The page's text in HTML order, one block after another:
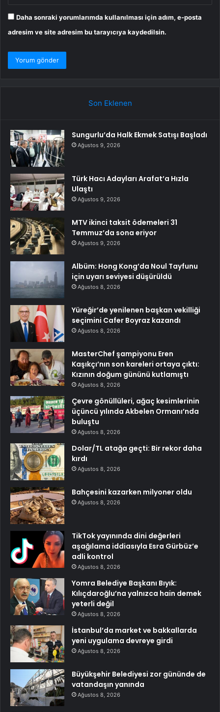
Daha sonraki yorumlarımda kullanılması için adım, e-posta
adresim ve site adresim bu tarayıcıya kaydedilsin.
Son Eklenen
Sungurlu’da Halk Ekmek Satışı Başladı
Ağustos 9, 2026
Türk Hacı Adayları Arafat’a Hızla
Ulaştı
Ağustos 9, 2026
MTV ikinci taksit ödemeleri 31
Temmuz’da sona eriyor
Ağustos 9, 2026
Albüm: Hong Kong’da Noul Tayfunu
için uyarı seviyesi düşürüldü
Ağustos 8, 2026
Yüreğir’de yenilenen başkan vekilliği
seçimini Cafer Boyraz kazandı
Ağustos 8, 2026
MasterChef şampiyonu Eren
Kaşıkçı’nın son kareleri ortaya çıktı:
Kızının doğum gününü kutlamıştı
Ağustos 8, 2026
Çevre gönüllüleri, ağaç kesimlerinin
üçüncü yılında Akbelen Ormanı’nda
buluştu
Ağustos 8, 2026
Dolar/TL atağa geçti: Bir rekor daha
kırdı
Ağustos 8, 2026
Bahçesini kazarken milyoner oldu
Ağustos 8, 2026
TikTok yayınında dini değerleri
aşağılama iddiasıyla Esra Gürbüz’e
adli kontrol
Ağustos 8, 2026
Yomra Belediye Başkanı Bıyık:
Kılıçdaroğlu’na yalnızca hain demek
yeterli değil
Ağustos 8, 2026
İstanbul’da market ve bakkallarda
yeni uygulama devreye girdi
Ağustos 8, 2026
Büyükşehir Belediyesi zor gününde de
vatandaşın yanında
Ağustos 8, 2026